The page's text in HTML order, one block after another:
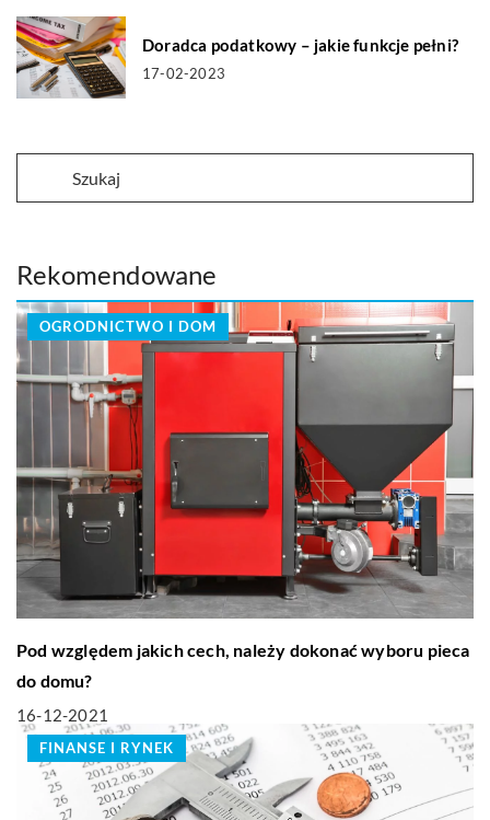
Doradca podatkowy – jakie funkcje pełni?
17-02-2023
Rekomendowane
OGRODNICTWO I DOM
Pod względem jakich cech, należy dokonać wyboru pieca
do domu?
16-12-2021
FINANSE I RYNEK